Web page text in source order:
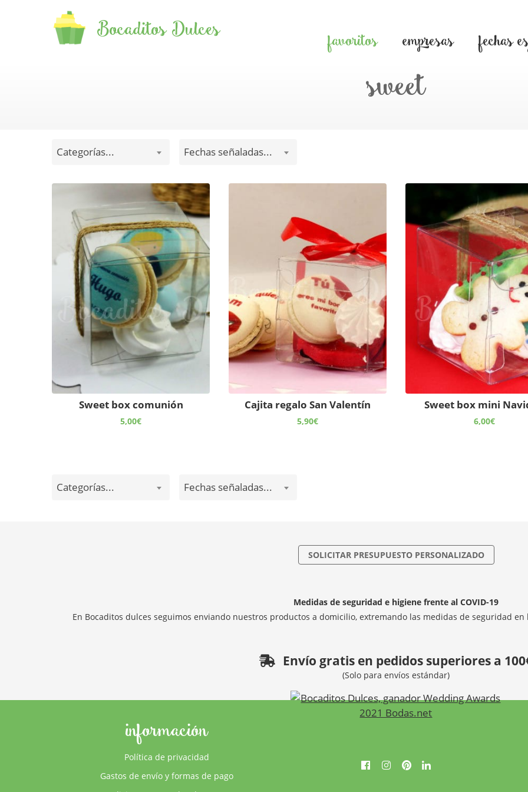
Bocaditos Dulces favoritos empresas fechas
sweet
Categorías... Fechas señaladas...
Sweet box comunión
5,00€
Cajita regalo San Valentín
5,90€
Sweet box mini
6,00€
Categorías... Fechas señaladas...
SOLICITAR PRESUPUESTO PERSONALIZADO
Medidas de seguridad e higiene frente al COVID-19
En Bocaditos dulces seguimos enviando nuestros productos a domicilio, extremando las medidas de seguridad
Envío gratis en pedidos superiores a
(Solo para envíos estándar)
información
Política de privacidad
Gastos de envío y formas de pago